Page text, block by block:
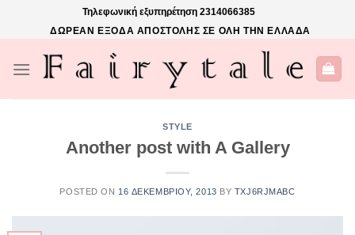
Τηλεφωνική εξυπηρέτηση 2314066385
ΔΩΡΕΑΝ ΕΞΟΔΑ ΑΠΟΣΤΟΛΗΣ ΣΕ ΟΛΗ ΤΗΝ ΕΛΛΑΔΑ
STYLE
Another post with A Gallery
POSTED ON 16 ΔΕΚΕΜΒΡΊΟΥ, 2013 BY TXJ6RJMABC